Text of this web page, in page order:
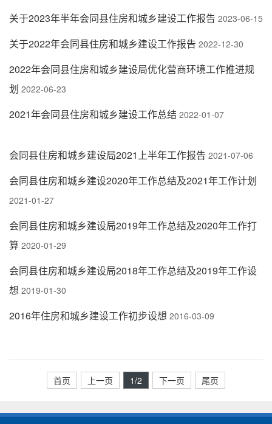
关于2023年半年会同县住房和城乡建设工作报告 2023-06-15
关于2022年会同县住房和城乡建设工作报告 2022-12-30
2022年会同县住房和城乡建设局优化营商环境工作推进规
划 2022-06-23
2021年会同县住房和城乡建设工作总结 2022-01-07
会同县住房和城乡建设局2021上半年工作报告 2021-07-06
会同县住房和城乡建设2020年工作总结及2021年工作计划
2021-01-27
会同县住房和城乡建设局2019年工作总结及2020年工作打
算 2020-01-29
会同县住房和城乡建设局2018年工作总结及2019年工作设
想 2019-01-30
2016年住房和城乡建设工作初步设想 2016-03-09
首页 上一页 1/2 下一页 尾页